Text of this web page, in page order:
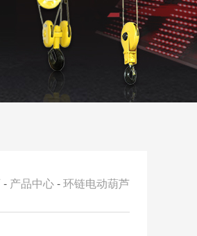
- 产品中心-环链电动葫芦